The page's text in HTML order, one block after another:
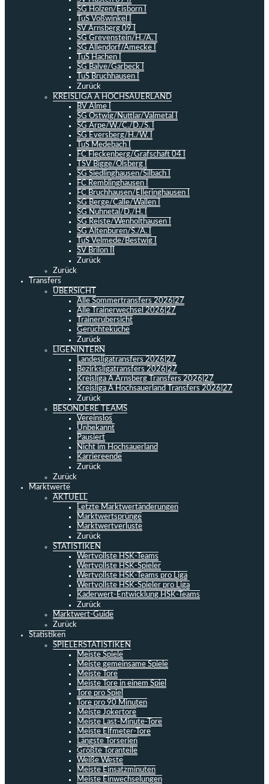
SG Holzen/Eisborn I
TuS Voßwinkel I
SV Arnsberg 09 I
SG Grevenstein/H./A. I
SG Allendorf/Amecke I
TuS Hachen I
SG Balve/Garbeck I
TuS Bruchhausen I
Zurück
KREISLIGA A HOCHSAUERLAND
BV Alme I
SG Ostwig/Nuttlar/Valmetal I
SG Arpe/W./C./D./S. I
SG Eversberg/H./W. I
TuS Medebach I
FC Fleckenberg/Grafschaft 04 I
TSV Bigge/Olsberg I
SG Siedlinghausen/Silbach I
FC Remblinghausen I
FC Bruchhausen/Elleringhausen I
SG Berge/Calle/Wallen I
SG Nuhnetal/D./H. I
SG Reiste/Wenholthausen I
SG Altenbüren/S./A. I
TuS Velmede/Bestwig I
SV Brilon II
Zurück
Zurück
Transfers
ÜBERSICHT
Alle Sommertransfers 2026|27
Alle Trainerwechsel 2026|27
Trainerübersicht
Gerüchteküche
Zurück
LIGENINTERN
Landesligatransfers 2026|27
Bezirksligatransfers 2026|27
Kreisliga A Arnsberg Transfers 2026|27
Kreisliga A Hochsauerland Transfers 2026|27
Zurück
BESONDERE TEAMS
Vereinslos
Unbekannt
Pausiert
Nicht im Hochsauerland
Karriereende
Zurück
Zurück
Marktwerte
AKTUELL
Letzte Marktwertänderungen
Marktwertsprünge
Marktwertverluste
Zurück
STATISTIKEN
Wertvollste HSK-Teams
Wertvollste HSK-Spieler
Wertvollste HSK-Teams pro Liga
Wertvollste HSK-Spieler pro Liga
Kaderwert-Entwicklung HSK-Teams
Zurück
Marktwert-Guide
Zurück
Statistiken
SPIELERSTATISTIKEN
Meiste Spiele
Meiste gemeinsame Spiele
Meiste Tore
Meiste Tore in einem Spiel
Tore pro Spiel
Tore pro 90 Minuten
Meiste Jokertore
Meiste Last-Minute-Tore
Meiste Elfmeter-Tore
Längste Torserien
Größte Toranteile
Weiße Weste
Meiste Einsatzminuten
Meiste Einwechselungen